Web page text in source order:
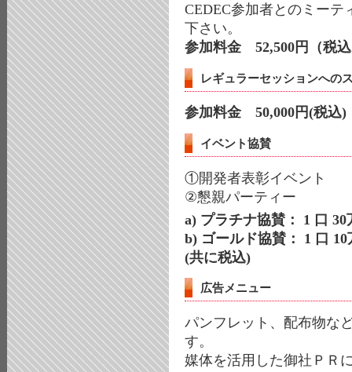
CEDEC参加者とのミー
下さい。
参加料金 52,500円（税
レギュラーセッションへの
参加料金 50,000円(税込)
イベント協賛
①開発者表彰イベント
②懇親パーティー
a) プラチナ協賛： 1 口 30
b) ゴールド協賛： 1 口 10
(共に税込)
広告メニュー
パンフレット、配布物な
す。
媒体を活用した御社ＰＲ